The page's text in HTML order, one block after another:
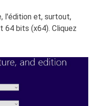
l'édition et, surtout,
64 bits (x64). Cliquez